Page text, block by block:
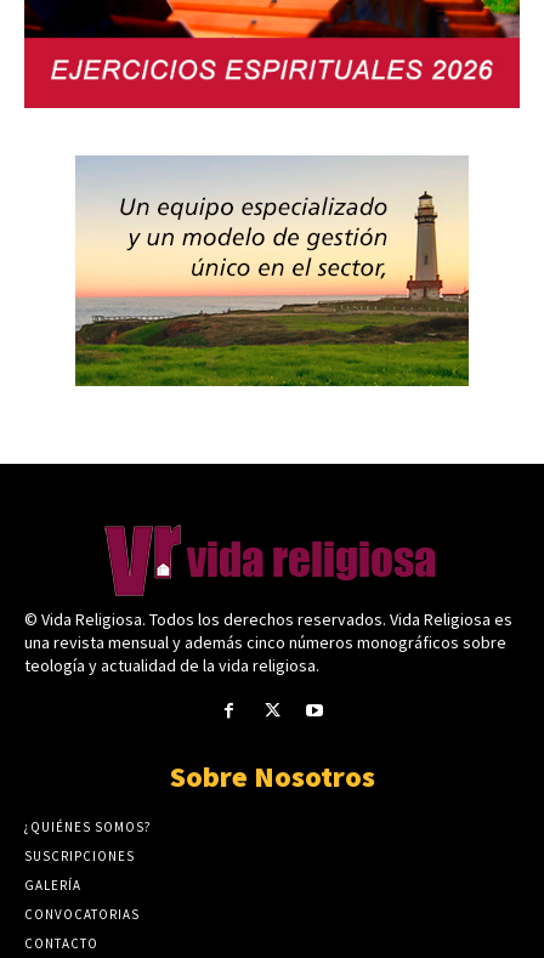
© Vida Religiosa. Todos los derechos reservados. Vida Religiosa es
una revista mensual y además cinco números monográficos sobre
teología y actualidad de la vida religiosa.
Sobre Nosotros
¿QUIÉNES SOMOS?
SUSCRIPCIONES
GALERÍA
CONVOCATORIAS
CONTACTO